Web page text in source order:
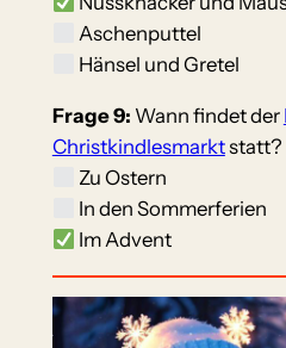
Aschenputtel
Hänsel und Gretel
Frage 9: Wann findet der
Christkindlesmarktstatt?
Zu Ostern
In den Sommerferien
Im Advent